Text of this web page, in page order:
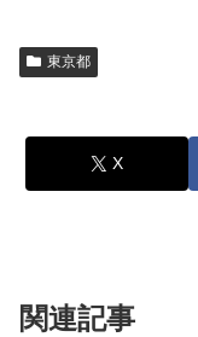
東京都
X
関連記事